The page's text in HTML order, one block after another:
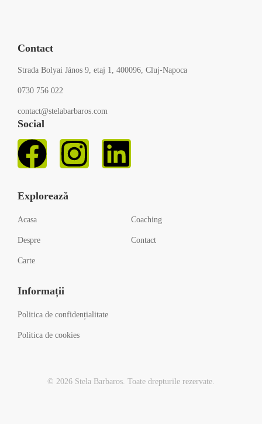
Contact
Strada Bolyai János 9, etaj 1, 400096, Cluj-Napoca
0730 756 022
contact@stelabarbaros.com
Social
Explorează
Acasa Coaching
Despre Contact
Carte
Informații
Politica de confidențialitate
Politica de cookies
© 2026 Stela Barbaros. Toate drepturile rezervate.